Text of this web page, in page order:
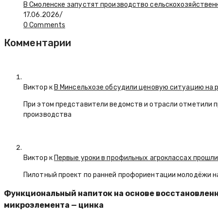
В Смоленске запустят производство
17.06.2026/
0 Comments
Комментарии
Виктор кВ Минсельхозе обсудили ценовую ситуацию на
При этом представители ведомств и отрасли отметили
производства
Виктор кПервые уроки в профильных агроклассах
Пилотный проект по ранней профориентации молодёжи
Функциональный напиток на основе
микроэлемента — цинка